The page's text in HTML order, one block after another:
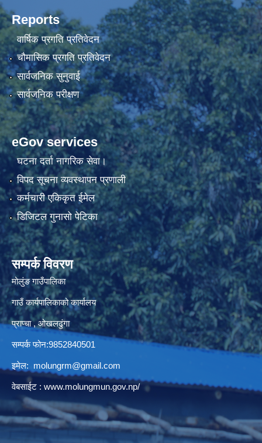
Reports
वार्षिक प्रगति प्रतिवेदन
चौमासिक प्रगति प्रतिवेदन
सार्वजनिक सुनुवाई
सार्वजनिक परीक्षण
eGov services
घटना दर्ता नागरिक सेवा।
विपद सूचना व्यवस्थापन प्रणाली
कर्मचारी एकिकृत ईमेल
डिजिटल गुनासो पेटिका
सम्पर्क विवरण
मोलुंङ गाउँपालिका
गाउँ कार्यपालिकाको कार्यालय
प्राप्चा , ओखलढुंगा
सम्पर्क फोन:9852840501
इमेल: molungrm@gmail.com
वेबसाईट : www.molungmun.gov.np/